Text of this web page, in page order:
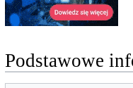
Podstawowe